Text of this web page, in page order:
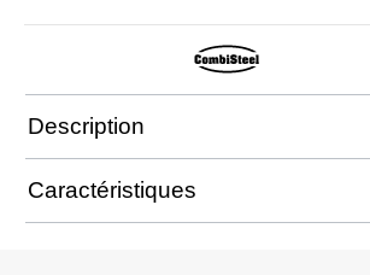
Description
Caractéristiques